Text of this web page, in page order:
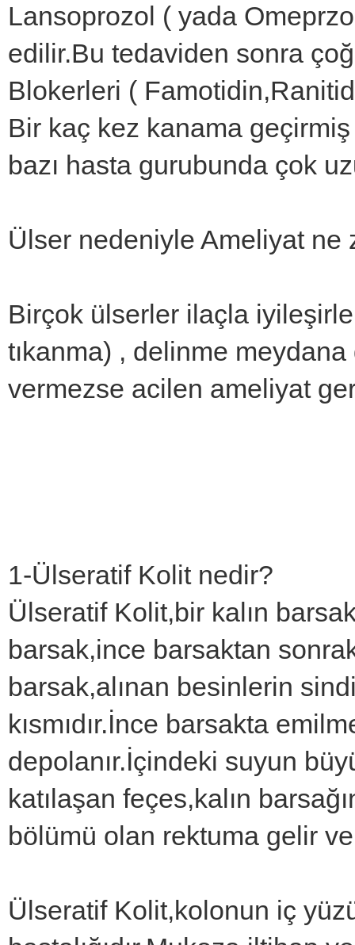
Lansoprozol ( yada
edilir.Bu tedaviden sonra
Blokerleri (
Bir kaç kez kanama geçirmiş
bazı hasta gurubunda çok
Ülser nedeniyle Ameliyat ne
Birçok ülserler ilaçla
tıkanma) , delinme
vermezse acilen ameliyat
1-Ülseratif Kolit nedir?
Ülseratif Kolit,bir kalın
barsak,ince barsaktan
barsak,alınan besinlerin
kısmıdır.İnce barsakta
depolanır.İçindeki suyun
katılaşan feçes,kalın
bölümü olan rektuma gelir ve
Ülseratif Kolit,kolonun iç